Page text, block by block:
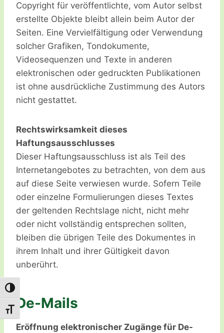
Umschalten auf hohe Kontraste
Schrift vergrößern
Copyright für veröffentlichte, vom Autor selbst
erstellte Objekte bleibt allein beim Autor der
Seiten. Eine Vervielfältigung oder Verwendung
solcher Grafiken, Tondokumente,
Videosequenzen und Texte in anderen
elektronischen oder gedruckten Publikationen
ist ohne ausdrückliche Zustimmung des Autors
nicht gestattet.
Rechtswirksamkeit dieses
Haftungsausschlusses
Dieser Haftungsausschluss ist als Teil des
Internetangebotes zu betrachten, von dem aus
auf diese Seite verwiesen wurde. Sofern Teile
oder einzelne Formulierungen dieses Textes
der geltenden Rechtslage nicht, nicht mehr
oder nicht vollständig entsprechen sollten,
bleiben die übrigen Teile des Dokumentes in
ihrem Inhalt und ihrer Gültigkeit davon
unberührt.
De-Mails
Eröffnung elektronischer Zugänge für De-